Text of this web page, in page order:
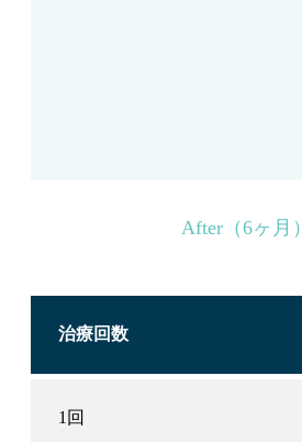
After（6ヶ月）
治療回数
1回